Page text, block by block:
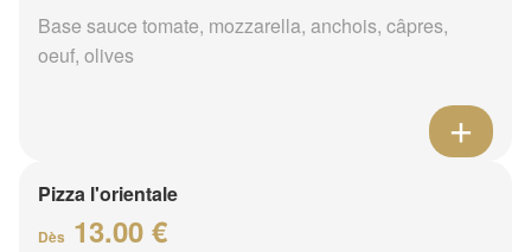
Base sauce tomate, mozzarella, anchois, câpres,
oeuf, olives
Pizza l'orientale
Dès 13.00 €